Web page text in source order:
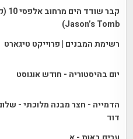
קבר
Jason’s Tomb)
רשימת המבנים | פרוייקט טיגארט
יום בהיסטוריה - חודש אוגוסט
הדמייה - חצר מבנה מלוכתי -
דוד